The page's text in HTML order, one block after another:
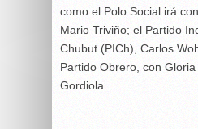
como el Polo Social irá
Mario Triviño; el Partido
Chubut (PICh), Carlos
Partido Obrero, con
Gordiola.